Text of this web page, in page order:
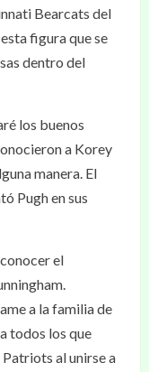
Bearcats del
figura que se
dentro del
los buenos
a Korey
manera. El
Pugh en sus
el
a la familia de
todos los que
Patriots al unirse a